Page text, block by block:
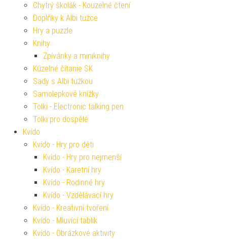
Chytrý školák - Kouzelné čtení
Doplňky k Albi tužce
Hry a puzzle
Knihy
Zpívánky a miniknihy
Kúzelné čítanie SK
Sady s Albi tužkou
Samolepkové knížky
Tolki - Electronic talking pen
Tolki pro dospělé
Kvído
Kvído - Hry pro děti
Kvído - Hry pro nejmenší
Kvído - Karetní hry
Kvído - Rodinné hry
Kvído - Vzdělávací hry
Kvído - Kreativní tvoření
Kvído - Mluvící tablík
Kvído - Obrázkové aktivity